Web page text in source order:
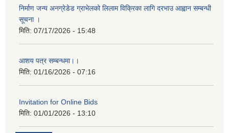
निर्माण जन्य अनग्रेडेड ग्राभेलको लिलाम विक्रिका लागि दरभाउ आह्वान सम्बन्धी
सूचना ।
मिति: 07/17/2026 - 15:48
आशय पत्र सम्बन्धमा।।
मिति: 01/16/2026 - 07:16
Invitation for Online Bids
मिति: 01/01/2026 - 13:10